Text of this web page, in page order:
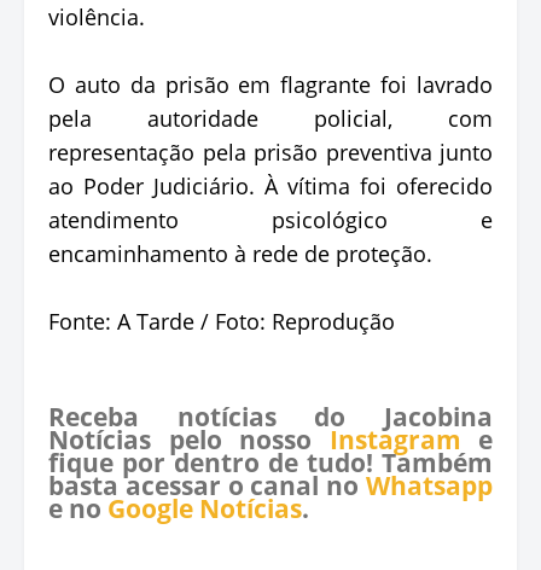
violência.
O auto da prisão em flagrante foi lavrado
pela autoridade policial, com
representação pela prisão preventiva junto
ao Poder Judiciário. À vítima foi oferecido
atendimento psicológico e
encaminhamento à rede de proteção.
Fonte: A Tarde / Foto: Reprodução
Receba notícias do Jacobina
Notícias pelo nosso Instagram e
fique por dentro de tudo! Também
basta acessar o canal no Whatsapp
e no Google Notícias.